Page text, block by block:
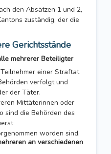
den Absätzen 1 und 2,
zuständig, der die
Gerichtsstände
mehrerer Beteiligter
einer Straftat
verfolgt und
der Täter.
Mittäterinnen oder
sind die Behörden des
worden sind.
an verschiedenen